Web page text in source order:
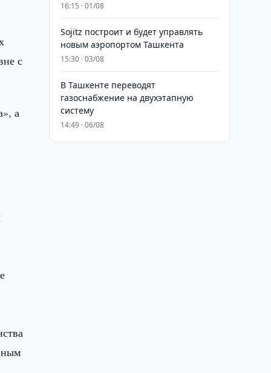
с
а
16:15 · 01/08
Sojitz построит и будет управлять
новым аэропортом Ташкента
15:30 · 03/08
В Ташкенте переводят
газоснабжение на двухэтапную
систему
14:49 · 06/08